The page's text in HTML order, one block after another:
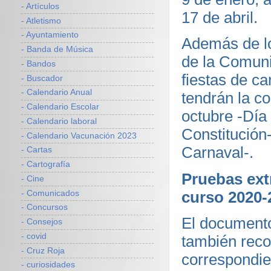
17 de abril.
Además de
de la
fiestas de
tendrán la
octubre -
Carnaval-.
Pruebas
curso 2020-
El
también
- Artículos
- Atletismo
- Ayuntamiento
- Banda de Música
- Bandos
- Buscador
- Calendario Anual
- Calendario Escolar
- Calendario laboral
- Calendario Vacunación 2023
- Cartas
- Cartografía
- Cine
- Comunicados
- Concursos
- Consejos
- covid
- Cruz Roja
- curiosidades